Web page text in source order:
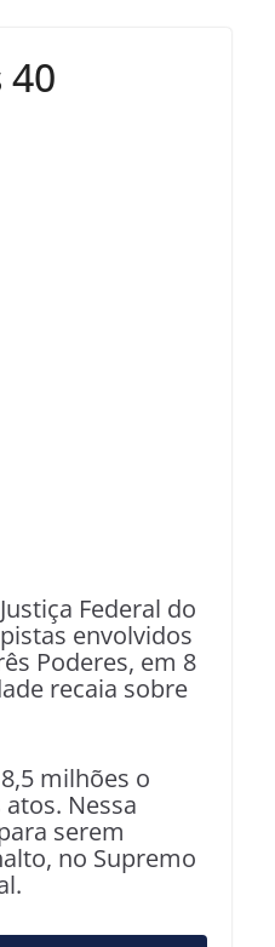
Federal do
envolvidos
Poderes, em 8
recaia sobre
milhões o
Nessa
serem
no Supremo